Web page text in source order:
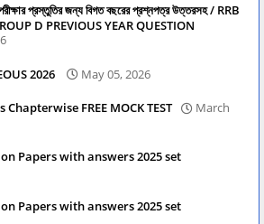
প্রস্তুতির জন্য বিগত বছরের প্রশ্নপত্র উত্তরসহ / RRB
D PREVIOUS YEAR QUESTION
2026 May 05, 2026
Chapterwise FREE MOCK TEST
March
Papers with answers 2025 set
Papers with answers 2025 set